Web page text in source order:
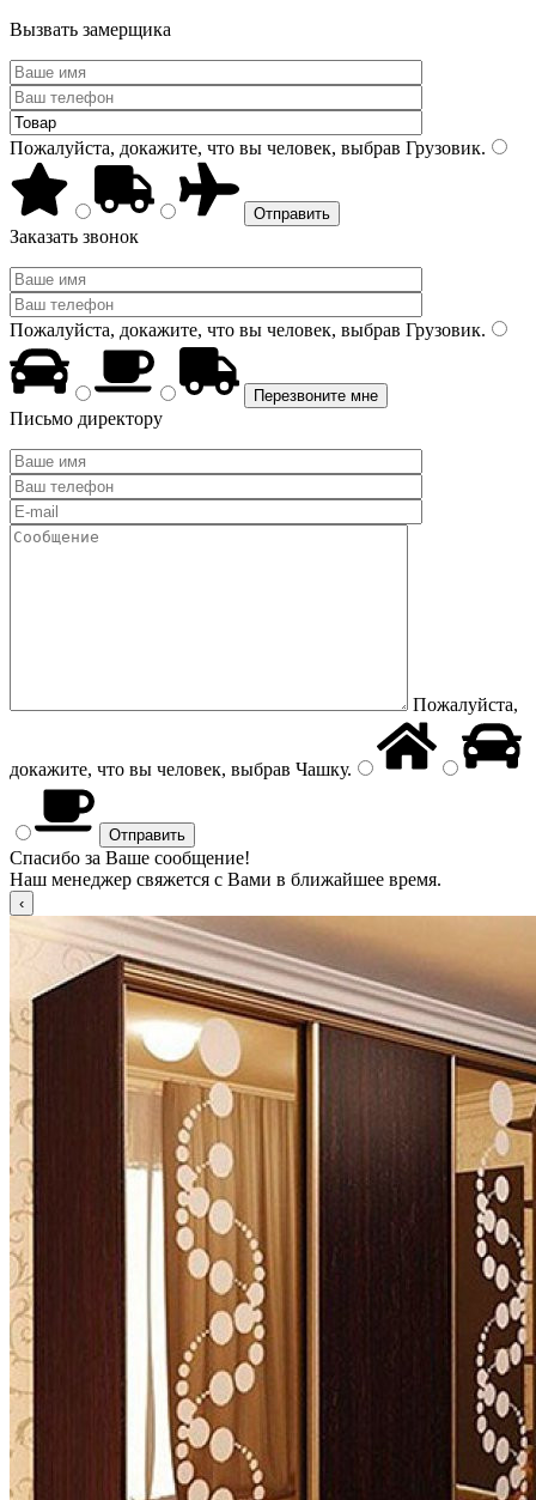
Вызвать замерщика
Пожалуйста, докажите, что вы человек, выбрав Грузовик.
Заказать звонок
Пожалуйста, докажите, что вы человек, выбрав Грузовик.
Письмо директору
Пожалуйста,
докажите, что вы человек, выбрав Чашку.
Спасибо за Ваше сообщение!
Наш менеджер свяжется с Вами в ближайшее время.